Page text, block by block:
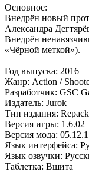
Основное:
Внедрён новый
Александра
Внедрён
«Чёрной меткой»).
Год выпуска: 2016
Жанр: Action /
Разработчик: GSC
Издатель: Jurok
Тип издания: Repack
Версия игры: 1.6.02
Версия мода:
Язык интерфейса:
Язык озвучки:
Таблетка: Вшита